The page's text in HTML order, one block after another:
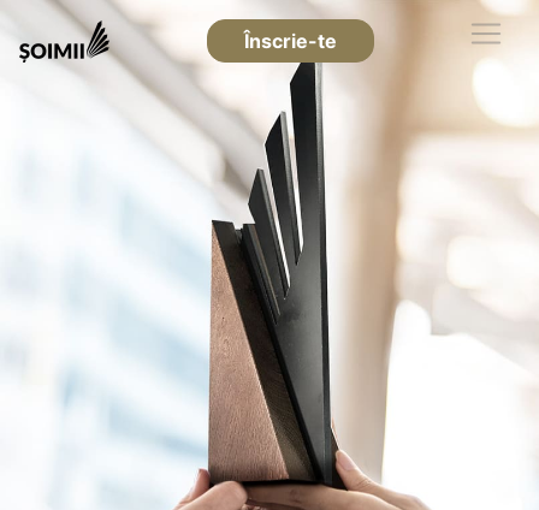
Înscrie-te